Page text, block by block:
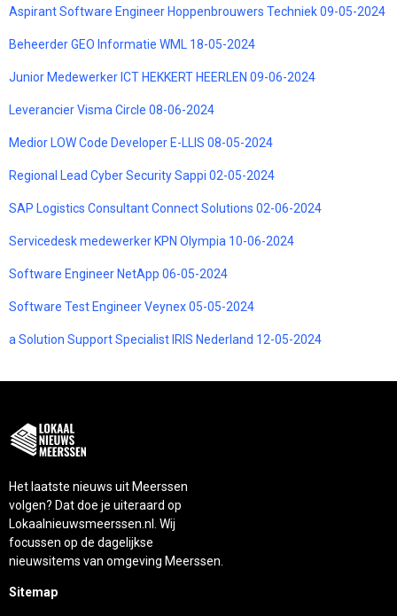
Aspirant Software Engineer Hoppenbrouwers Techniek 09-05-2024
Beheerder GEO Informatie WML 18-05-2024
Junior Medewerker ICT HEKKERT HEERLEN 09-06-2024
Leverancier Visma Circle 08-06-2024
Medior LOW Code Developer E-LLIS 08-05-2024
Regional Lead Cyber Security Sappi 02-05-2024
SAP Logistics Consultant Connect Solutions 02-06-2024
Servicedesk medewerker KPN Olympia 10-06-2024
Software Engineer NetApp 06-05-2024
Software Test Engineer Veynex 05-05-2024
a Solution Support Specialist IRIS Nederland 12-05-2024
Het laatste nieuws uit Meerssen
volgen? Dat doe je uiteraard op
Lokaalnieuwsmeerssen.nl. Wij
focussen op de dagelijkse
nieuwsitems van omgeving Meerssen.
Sitemap